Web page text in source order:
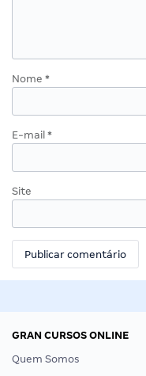
Nome *
E-mail *
Site
GRAN CURSOS ONLINE
Quem Somos